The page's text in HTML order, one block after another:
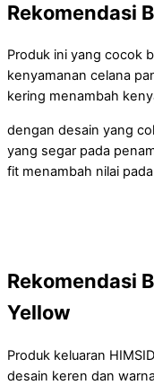
Rekomendasi
Produk ini yang cocok
kenyamanan celana
kering menambah
dengan desain yang
yang segar pada
fit menambah nilai
Rekomendasi
Yellow
Produk keluaran
desain keren dan